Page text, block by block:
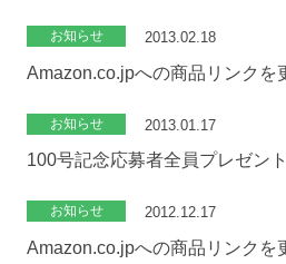
お知らせ 2013.02.18
Amazon.co.jpへの商品リンクを
お知らせ 2013.01.17
100号記念応募者全員プレゼン
お知らせ 2012.12.17
Amazon.co.jpへの商品リンクを